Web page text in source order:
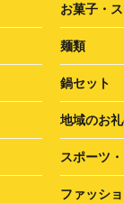
お菓子・
麺類
鍋セット
地域のお
スポーツ
ファッシ